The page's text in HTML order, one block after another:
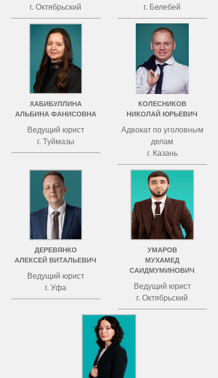
г. Октябрьский
г. Белебей
ХАБИБУЛЛИНА
АЛЬБИНА ФАНИСОВНА
Ведущий юрист
г. Туймазы
КОЛЕСНИКОВ
НИКОЛАЙ ЮРЬЕВИЧ
Адвокат по уголовным
делам
г. Казань
ДЕРЕВЯНКО
АЛЕКСЕЙ ВИТАЛЬЕВИЧ
Ведущий юрист
г. Уфа
УМАРОВ
МУХАМЕД
САИДМУМИНОВИЧ
Ведущий юрист
г. Октябрьский